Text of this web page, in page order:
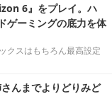
6』をプレイ。ハ
ゲーミングの底力を体
クスはもちろん最高設定
んまでよりどりみど